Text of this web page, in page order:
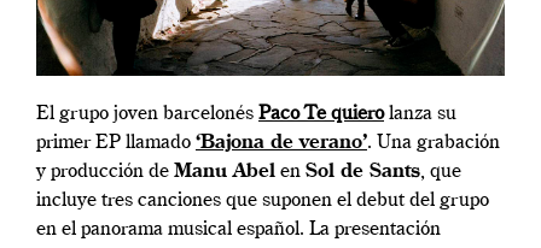
El grupo joven barcelonés Paco Te quierolanza su
primer EP llamado ‘Bajona de verano’. Una grabación
y producción de Manu Abel en Sol de Sants, que
incluye tres canciones que suponen el debut del grupo
en el panorama musical español. La presentación